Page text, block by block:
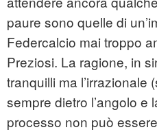
paure sono quelle di
Federcalcio mai troppo
Preziosi. La ragione, in
tranquilli ma l’irrazionale
sempre dietro l’angolo e
processo non può